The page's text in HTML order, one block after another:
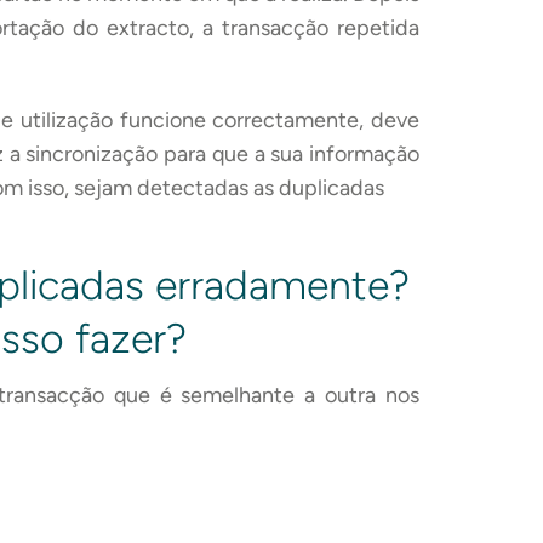
do extracto, a transacção repetida
utilização funcione correctamente, deve
sincronização para que a sua informação
isso, sejam detectadas as duplicadas
erradamente?
fazer?
que é semelhante a outra nos